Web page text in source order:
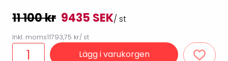
11 100 kr 9435 SEK/ st
Inkl. moms11793,75 kr/ st
Lägg i varukorgen